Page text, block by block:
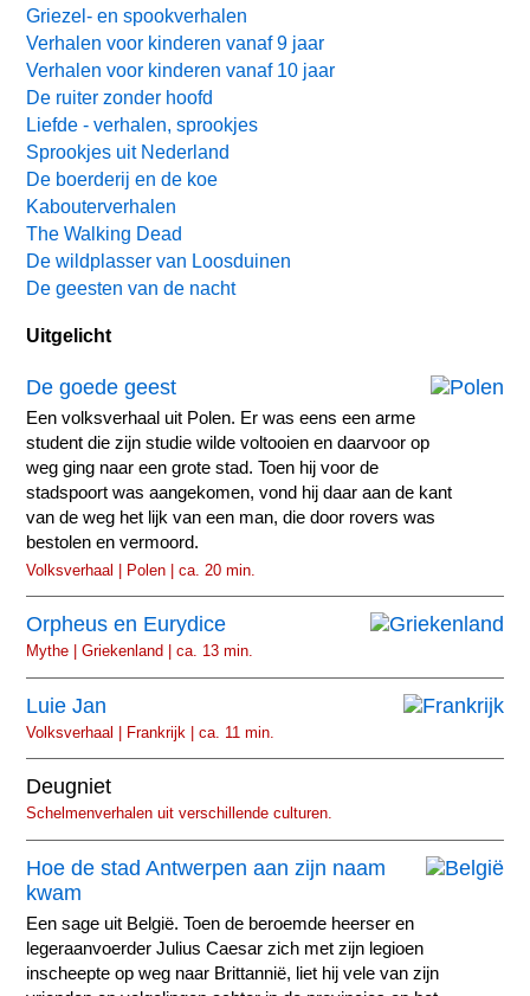
Griezel- en spookverhalen
Verhalen voor kinderen vanaf 9 jaar
Verhalen voor kinderen vanaf 10 jaar
De ruiter zonder hoofd
Liefde - verhalen, sprookjes
Sprookjes uit Nederland
De boerderij en de koe
Kabouterverhalen
The Walking Dead
De wildplasser van Loosduinen
De geesten van de nacht
Uitgelicht
De goede geest
Een volksverhaal uit Polen. Er was eens een arme
student die zijn studie wilde voltooien en daarvoor op
weg ging naar een grote stad. Toen hij voor de
stadspoort was aangekomen, vond hij daar aan de kant
van de weg het lijk van een man, die door rovers was
bestolen en vermoord.
Volksverhaal | Polen | ca. 20 min.
Orpheus en Eurydice
Mythe | Griekenland | ca. 13 min.
Luie Jan
Volksverhaal | Frankrijk | ca. 11 min.
Deugniet
Schelmenverhalen uit verschillende culturen.
Hoe de stad Antwerpen aan zijn naam
kwam
Een sage uit België. Toen de beroemde heerser en
legeraanvoerder Julius Caesar zich met zijn legioen
inscheepte op weg naar Brittannië, liet hij vele van zijn